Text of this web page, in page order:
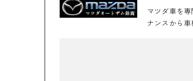
マツダ車を
ナンスから